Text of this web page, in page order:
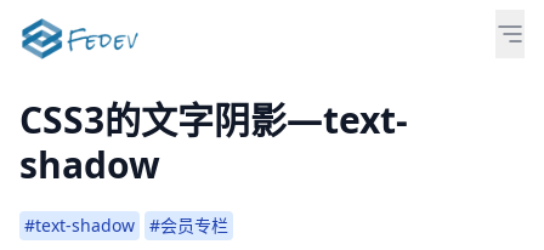
CSS3的文字阴影—text-
shadow
#text-shadow #会员专栏